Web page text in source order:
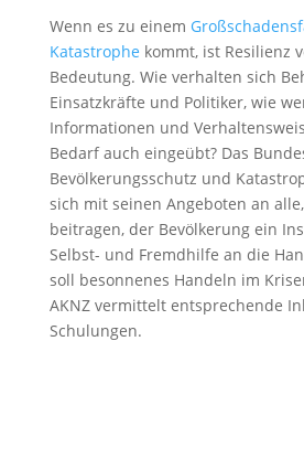
Wenn es zu einem
Katastrophe kommt, ist Resilienz
Bedeutung. Wie verhalten sich
Einsatzkräfte und Politiker, wie
Informationen und
Bedarf auch eingeübt? Das
Bevölkerungsschutz und
sich mit seinen Angeboten an
beitragen, der Bevölkerung ein
Selbst- und Fremdhilfe an die
soll besonnenes Handeln im
AKNZ vermittelt entsprechende
Schulungen.